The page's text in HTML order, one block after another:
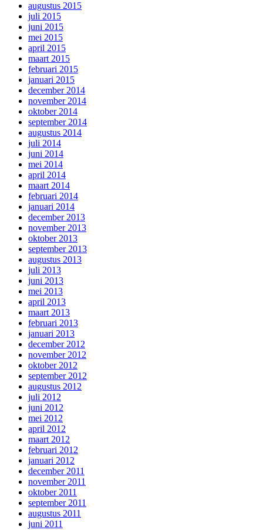
augustus 2015
juli 2015
juni 2015
mei 2015
april 2015
maart 2015
februari 2015
januari 2015
december 2014
november 2014
oktober 2014
september 2014
augustus 2014
juli 2014
juni 2014
mei 2014
april 2014
maart 2014
februari 2014
januari 2014
december 2013
november 2013
oktober 2013
september 2013
augustus 2013
juli 2013
juni 2013
mei 2013
april 2013
maart 2013
februari 2013
januari 2013
december 2012
november 2012
oktober 2012
september 2012
augustus 2012
juli 2012
juni 2012
mei 2012
april 2012
maart 2012
februari 2012
januari 2012
december 2011
november 2011
oktober 2011
september 2011
augustus 2011
juni 2011